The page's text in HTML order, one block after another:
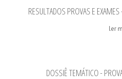
RESULTADOS PROVAS E
ler
DOSSIÊ TEMÁTICO -